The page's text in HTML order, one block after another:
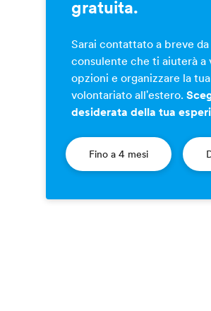
gratuita.
Sarai contattato a breve
consulente che ti aiuterà a
opzioni e organizzare la
volontariato all'estero.
desiderata della tua
Fino a 4 mesi